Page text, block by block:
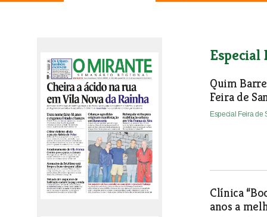
Especial
Quim
Feira de
Especial Feira de
Clínica
anos a